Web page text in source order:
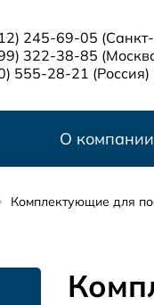
245-69-05
322-38-85
555-28-21 (Россия)
О компании
Комплектующие для